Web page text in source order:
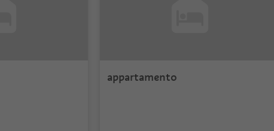
appartamento